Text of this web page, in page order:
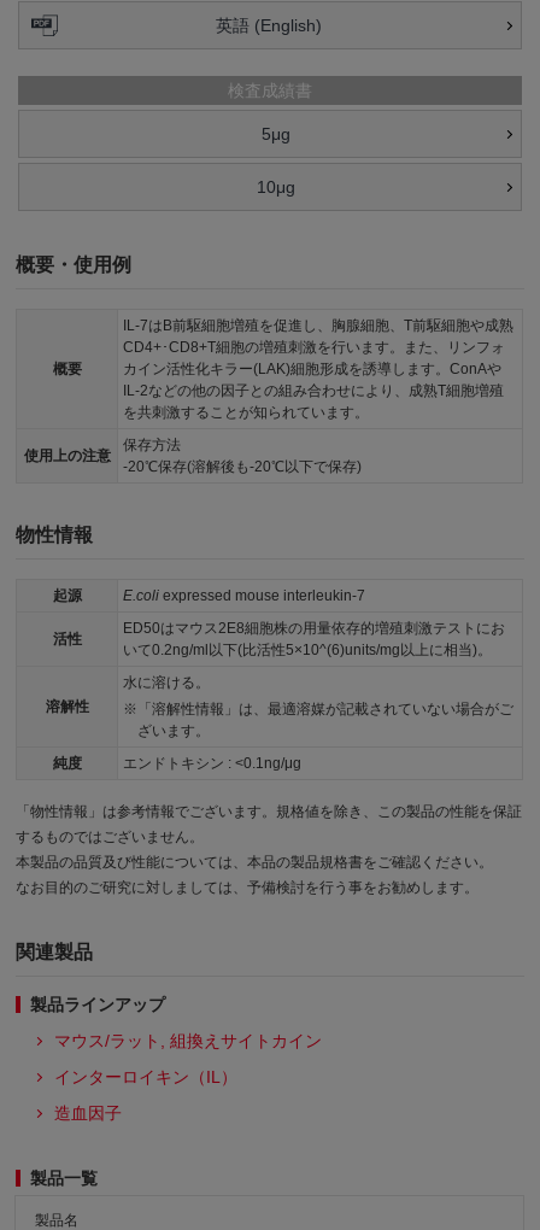
英語 (English)
検査成績書
5μg
10μg
概要・使用例
概要
IL-7はB前駆細胞増殖を促進し、胸腺細胞、T前駆細胞や成熟
CD4+･CD8+T細胞の増殖刺激を行います。また、リンフォ
カイン活性化キラー(LAK)細胞形成を誘導します。ConAや
IL-2などの他の因子との組み合わせにより、成熟T細胞増殖
を共刺激することが知られています。
使用上の注意
保存方法
-20℃保存(溶解後も-20℃以下で保存)
物性情報
起源 E.coli expressed mouse interleukin-7
活性
ED50はマウス2E8細胞株の用量依存的増殖刺激テストにお
いて0.2ng/ml以下(比活性5×10^(6)units/mg以上に相当)。
溶解性
水に溶ける。
「溶解性情報」は、最適溶媒が記載されていない場合がご
ざいます。
純度
エンドトキシン : <0.1ng/μg
「物性情報」は参考情報でございます。規格値を除き、この製品の性能を保証
するものではございません。
本製品の品質及び性能については、本品の製品規格書をご確認ください。
なお目的のご研究に対しましては、予備検討を行う事をお勧めします。
関連製品
製品ラインアップ
マウス/ラット, 組換えサイトカイン
インターロイキン（IL）
造血因子
製品一覧
製品名